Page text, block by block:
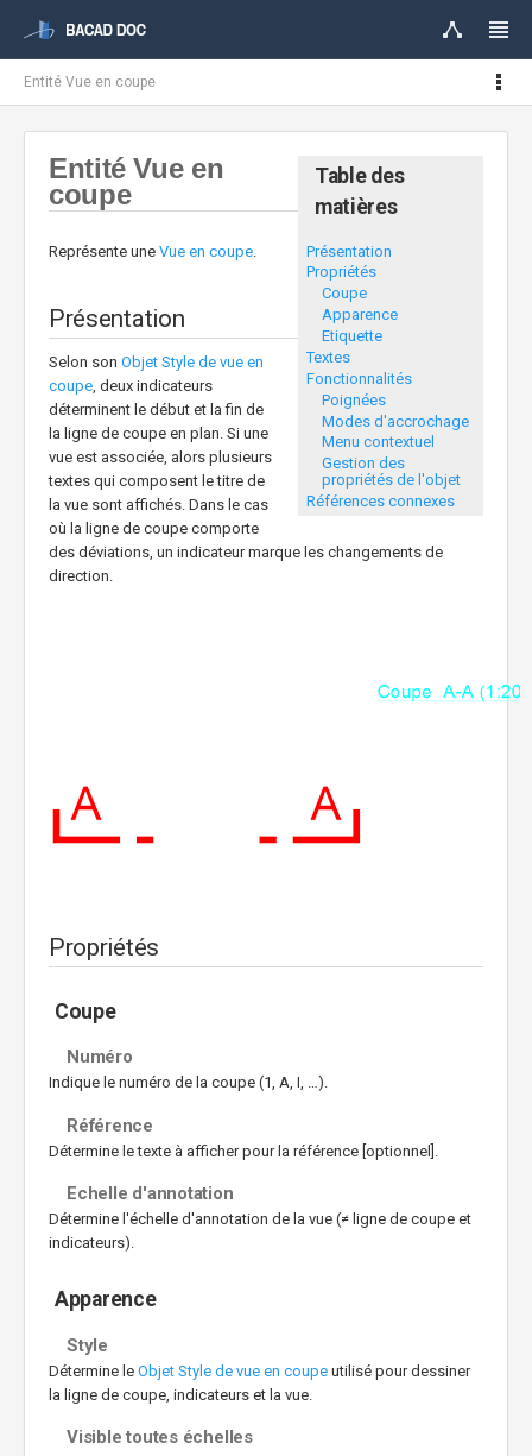
Entité Vue en coupe
Table des
matières
Présentation
Propriétés
Coupe
Apparence
Etiquette
Textes
Fonctionnalités
Poignées
Modes d'accrochage
Menu contextuel
Gestion des
propriétés de l'objet
Références connexes
Entité Vue en
coupe
Représente une Vue en coupe.
Présentation
Selon son Objet Style de vue en
coupe , deux indicateurs
déterminent le début et la fin de
la ligne de coupe en plan. Si une
vue est associée, alors plusieurs
textes qui composent le titre de
la vue sont affichés. Dans le cas
où la ligne de coupe comporte
des déviations, un indicateur marque les changements de
direction.
Propriétés
Coupe
Numéro
Indique le numéro de la coupe (1, A, I, …).
Référence
Détermine le texte à afficher pour la référence [optionnel].
Echelle d'annotation
Détermine l'échelle d'annotation de la vue (≠ ligne de coupe et
indicateurs).
Apparence
Style
Détermine le Objet Style de vue en coupe utilisé pour dessiner
la ligne de coupe, indicateurs et la vue.
Visible toutes échelles